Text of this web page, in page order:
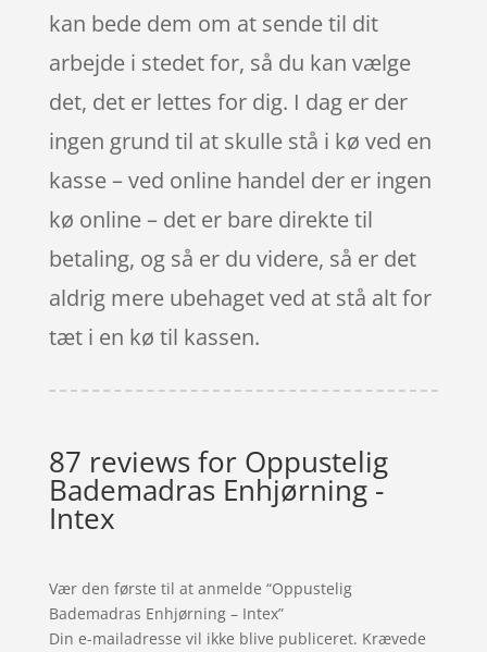
kan bede dem om at sende til dit
arbejde i stedet for, så du kan vælge
det, det er lettes for dig. I dag er der
ingen grund til at skulle stå i kø ved en
kasse – ved online handel der er ingen
kø online – det er bare direkte til
betaling, og så er du videre, så er det
aldrig mere ubehaget ved at stå alt for
tæt i en kø til kassen.
87 reviews for Oppustelig
Bademadras Enhjørning -
Intex
Vær den første til at anmelde “Oppustelig
Bademadras Enhjørning – Intex”
Din e-mailadresse vil ikke blive publiceret. Krævede